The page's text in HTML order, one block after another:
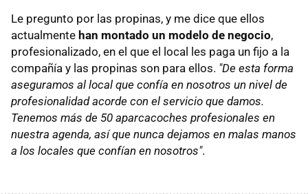
Le pregunto por las propinas, y me dice que ellos
actualmente han montado un modelo de negocio,
profesionalizado, en el que el local les paga un fijo a la
compañía y las propinas son para ellos. "De esta forma
aseguramos al local que confía en nosotros un nivel de
profesionalidad acorde con el servicio que damos.
Tenemos más de 50 aparcacoches profesionales en
nuestra agenda, así que nunca dejamos en malas manos
a los locales que confían en nosotros".